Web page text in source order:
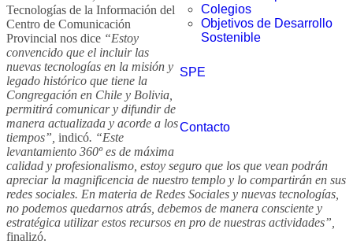
Colegios
Objetivos de Desarrollo
Sostenible
SPE
Contacto
Tecnologías de la Información del
Centro de Comunicación
Provincial nos dice “Estoy
convencido que el incluir las
nuevas tecnologías en la misión y
legado histórico que tiene la
Congregación en Chile y Bolivia,
permitirá comunicar y difundir de
manera actualizada y acorde a los
tiempos”, indicó. “Este
levantamiento 360º es de máxima
calidad y profesionalismo, estoy seguro que los que vean podrán
apreciar la magnificencia de nuestro templo y lo compartirán en sus
redes sociales. En materia de Redes Sociales y nuevas tecnologías,
no podemos quedarnos atrás, debemos de manera consciente y
estratégica utilizar estos recursos en pro de nuestras actividades”,
finalizó.